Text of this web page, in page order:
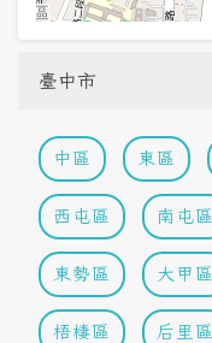
臺中市
中區 東區
西屯區 南屯區
東勢區 大甲區
梧棲區 后里區